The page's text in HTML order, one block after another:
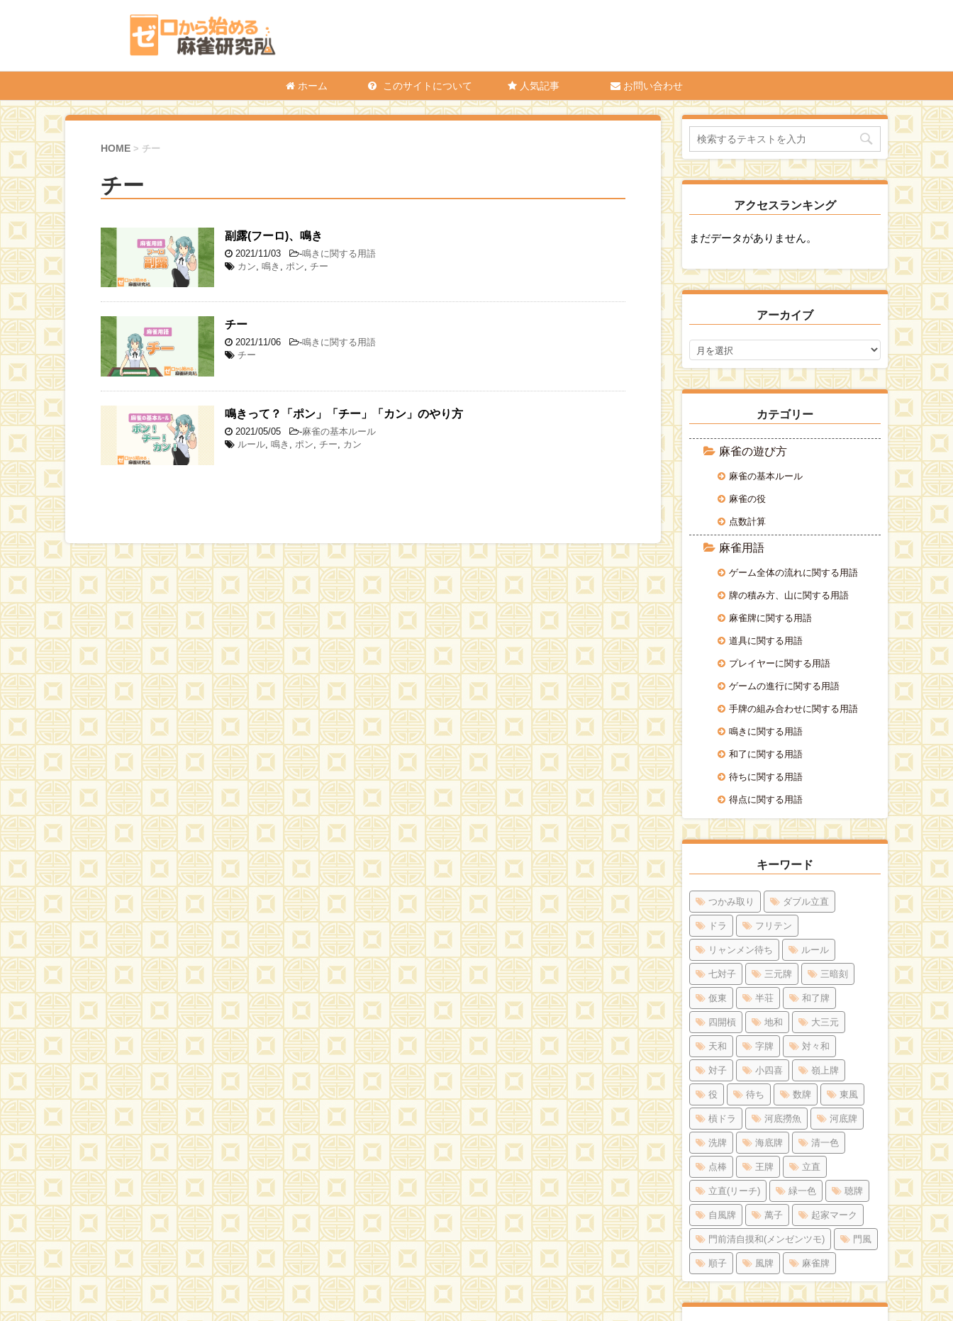
ホーム このサイトについて 人気記事 お問い合わせ
HOME > チー
チー
副露(フーロ)、鳴き
2021/11/03 -鳴きに関する用語
カン, 鳴き , ポン, チー
チー
2021/11/06 -鳴きに関する用語
チー
鳴きって？「ポン」「チー」「カン」のやり方
2021/05/05 -麻雀の基本ルール
ルール 鳴き ポン チー カン
アクセスランキング
まだデータがありません。
アーカイブ
ア
ー
カ
イ
カテゴリー
麻雀の遊び方
麻雀の基本ルール
麻雀の役
点数計算
麻雀用語
ゲーム全体の流れに関する用語
牌の積み方、山に関する用語
麻雀牌に関する用語
道具に関する用語
プレイヤーに関する用語
ゲームの進行に関する用語
手牌の組み合わせに関する用語
鳴きに関する用語
和了に関する用語
待ちに関する用語
得点に関する用語
キーワード
つかみ取り ダブル立直
ドラ フリテン
リャンメン待ち ルール
七対子 三元牌 三暗刻
仮東 半荘 和了牌
四開槓 地和 大三元
天和 字牌 対々和
対子 小四喜 嶺上牌
役 待ち 数牌 東風
槓ドラ 河底撈魚 河底牌
洗牌 海底牌 清一色
点棒 王牌 立直
立直(リーチ) 緑一色 聴牌
自風牌 萬子 起家マーク
門前清自摸和(メンゼンツモ) 門風
順子 風牌 麻雀牌